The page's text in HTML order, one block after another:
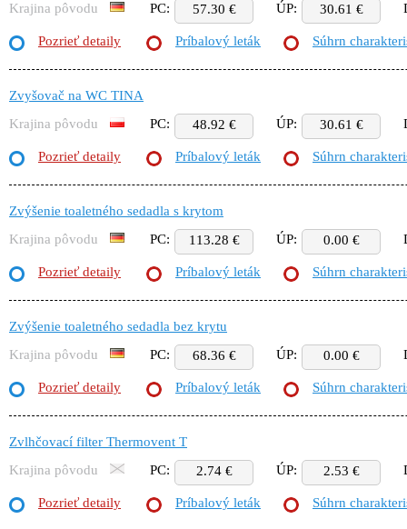
Krajina pôvodu
PC: 57.30 € ÚP: 30.61 €
Pozrieť detaily Príbalový leták Súhrn
Zvyšovač na WC TINA
Krajina pôvodu
PC: 48.92 € ÚP: 30.61 €
Pozrieť detaily Príbalový leták Súhrn
Zvýšenie toaletného sedadla s krytom
Krajina pôvodu
PC: 113.28 € ÚP: 0.00 €
Pozrieť detaily Príbalový leták Súhrn
Zvýšenie toaletného sedadla bez krytu
Krajina pôvodu
PC: 68.36 € ÚP: 0.00 €
Pozrieť detaily Príbalový leták Súhrn
Zvlhčovací filter Thermovent T
Krajina pôvodu
PC: 2.74 € ÚP: 2.53 €
Pozrieť detaily Príbalový leták Súhrn